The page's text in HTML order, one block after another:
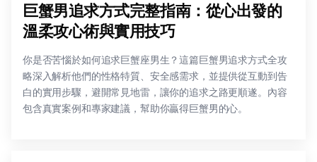
巨蟹男追求方式完整指南：從心出發的
溫柔攻心術與實用技巧
你是否苦惱於如何追求巨蟹座男生？這篇巨蟹男追求方式全攻
略深入解析他們的性格特質、安全感需求，並提供從互動到告
白的實用步驟，避開常見地雷，讓你的追求之路更順遂。內容
包含真實案例和專家建議，幫助你贏得巨蟹男的心。